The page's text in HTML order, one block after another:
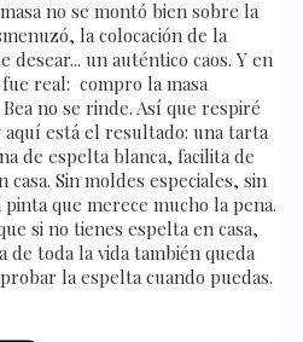
no se montó bien sobre la
la colocación de la
desear... un auténtico caos. Y en
real: compro la masa
no se rinde. Así que respiré
está el resultado: una tarta
de espelta blanca, facilita de
Sin moldes especiales, sin
que merece mucho la pena.
si no tienes espelta en casa,
toda la vida también queda
la espelta cuando puedas.